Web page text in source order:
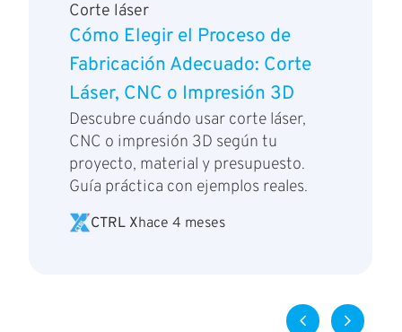
Corte láser
Cómo Elegir el Proceso de
Fabricación Adecuado: Corte
Láser, CNC o Impresión 3D
Descubre cuándo usar corte láser,
CNC o impresión 3D según tu
proyecto, material y presupuesto.
Guía práctica con ejemplos reales.
CTRL Xhace 4 meses